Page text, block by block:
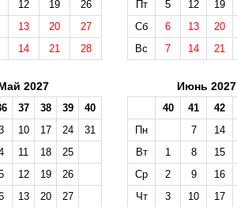
12 19
26
13 20
27
14 21 28
Пт
5 12 19
Сб
6 13 20
Вс
7 14 21
2027
37 38 39
40
10 17 24
31
11 18
25
12 19
26
13 20 27
Июнь 2027
40 41 42
Пн
7 14
Вт
1 8 15
Ср
2 9 16
Чт
3 10 17